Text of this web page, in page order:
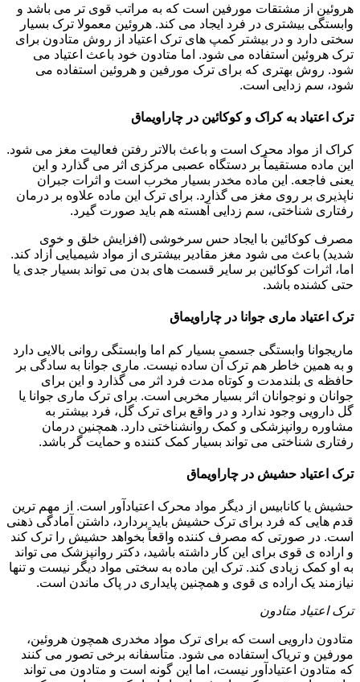
هروئین از مشتقات مورفین است که به مراتب قوی تر می باشد و
وابستگی بیشتری در فرد ایجاد می کند. هروئین معمولا ترک بسیار
سختی دارد و در بیشتر کمپ های ترک اعتیاد از روش متادون برای
ترک هروئین استفاده می شود. اما متادون خود باعث اعتیاد می
شود. روش بهتری که برای ترک مورفین و هروئین استفاده می
شود، سم زدایی است.
ترک اعتیاد به کراک و کوکائین در چاراویماق
کراک از مواد محرک است و باعث بالاتر رفتن فعالیت مغز می شود.
این ماده مستقیماً بر دستگاه عصبی مرکزی اثر می گذارد و این
یعنی فاجعه. این ماده مخدر بسیار مخرب است و اثرات جبران
ناپذیری بر روی مغز می گذارد. برای ترک این ماده علاوه بر درمان
رفتاری شناختی، سم زدایی آهسته هم باید صورت گیرد.
مصرف کوکائین با ایجاد حس سرخوشی (افزایش خلق و خوی
شدید) باعث می شود مغز مقادیر بیشتری از مواد شیمیایی آزاد کند.
اما، اثرات کوکائین بر سایر قسمت های بدن می تواند بسیار جدی یا
حتی کشنده باشد.
ترک اعتیاد ماری جوانا در چاراویماق
ماریجوانا وابستگی جسمی بسیار کم اما وابستگی روانی بالایی دارد
و به همین خاطر هم ترک آن ساده نیست. ماری جوانا به سادگی بر
حافظه ی بلندمدت و کوتاه مدت فرد اثر می گذارد و این برای
جوانان و نوجوانان اثر بسیار مخربی است. برای ترک ماری جوانا یا
گل دارویی وجود ندارد و در واقع برای ترک گل، فرد بیشتر به
مشاوره روانپزشکی و کمک روانشناختی دارد. همچنین درمان
رفتاری شناختی می تواند بسیار کمک کننده و حمایت گر باشد.
ترک اعتیاد حشیش در چاراویماق
حشیش یا کانابیس از دیگر مواد محرک اعتیادآور است. از مهم ترین
قدم هایی که فرد برای ترک حشیش باید بردارد، داشتن آمادگی ذهنی
است. در صورتی که مصرف کننده واقعاً بخواهد حشیش را ترک کند
و اراده ی قوی برای این کار داشته باشید، دکتر روانپزشک می تواند
به او کمک زیادی کند. ترک این ماده به سختی مواد دیگر نیست و تنها
نیازمند یک اراده ی قوی و همچنین پایداری در پاک ماندن است.
ترک اعتیاد متادون
متادون دارویی است که برای ترک مواد مخدری همچون هروئین،
مورفین و تریاک استفاده می شود. متأسفانه برخی تصور می کنند
که متادون اعتیادآور نیست، اما این گونه است و متادون می تواند